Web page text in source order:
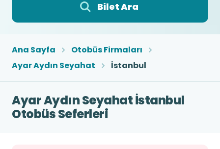
Bilet Ara
Ana Sayfa
Otobüs Firmaları
Ayar Aydın Seyahat
İstanbul
Ayar Aydın Seyahat İstanbul
Otobüs Seferleri